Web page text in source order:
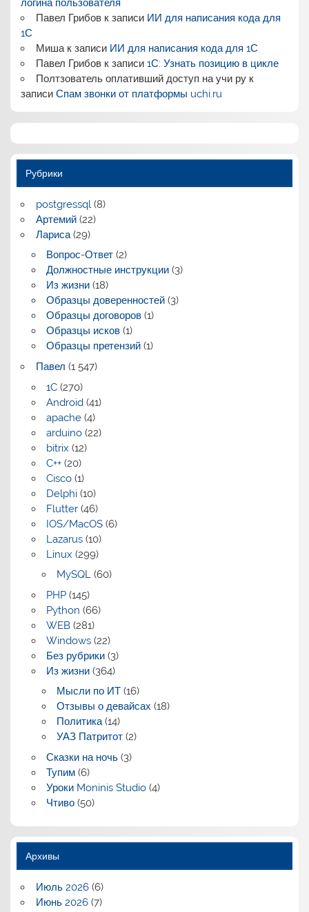
логина пользователя
Павел Грибовк записи ИИ для написания кода для
1С
Мишак записи ИИ для написания кода для 1С
Павел Грибовк записи 1С: Узнать позицию в цикле
Полтзователь оплативший доступ на учи рук
записиСпам звонки от платформы uchi.ru
Рубрики
postgressql(8)
Артемий(22)
Лариса(29)
Вопрос-Ответ(2)
Должностные инструкции(3)
Из жизни(18)
Образцы доверенностей(3)
Образцы договоров(1)
Образцы исков(1)
Образцы претензий(1)
Павел (1 547)
1C(270)
Android(41)
apache(4)
arduino(22)
bitrix (12)
C++(20)
Cisco(1)
Delphi(10)
Flutter(46)
IOS/MacOS(6)
Lazarus(10)
Linux (299)
MySQL(60)
PHP(145)
Python (66)
WEB(281)
Windows(22)
Без рубрики(3)
Из жизни(364)
Мысли по ИТ(16)
Отзывы о девайсах (18)
Политика(14)
УАЗ Патритот(2)
Сказки на ночь(3)
Тупим(6)
Уроки Moninis Studio(4)
Чтиво(50)
Архивы
Июль 2026(6)
Июнь 2026(7)